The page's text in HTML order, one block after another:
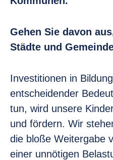
Gehen Sie davon
Städte und
Investitionen in
entscheidender
tun, wird unsere
und fördern. Wir
die bloße Weitergabe
einer unnötigen